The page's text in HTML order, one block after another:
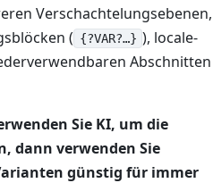
Verschachtelungsebenen,
( {?VAR?…} ), locale-
Abschnitten
Sie KI, um die
dann verwenden Sie
günstig für immer